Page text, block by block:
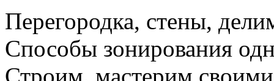
Перегородка, стены,
Способы зонирования